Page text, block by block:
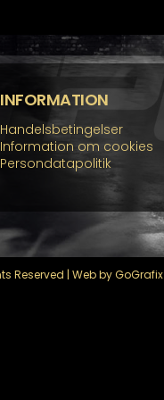
INFORMATION
Handelsbetingelser
Information om cookies
Persondatapolitik
Reserved | Web by GoGrafix